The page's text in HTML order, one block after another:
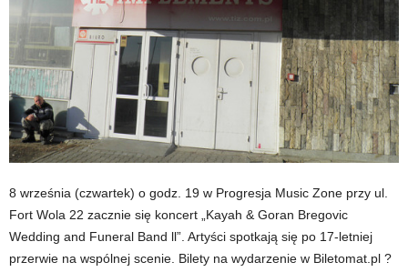
8 września (czwartek) o godz. 19 w Progresja Music Zone przy ul.
Fort Wola 22 zacznie się koncert „Kayah & Goran Bregovic
Wedding and Funeral Band ll”. Artyści spotkają się po 17-letniej
przerwie na wspólnej scenie. Bilety na wydarzenie w Biletomat.pl ?